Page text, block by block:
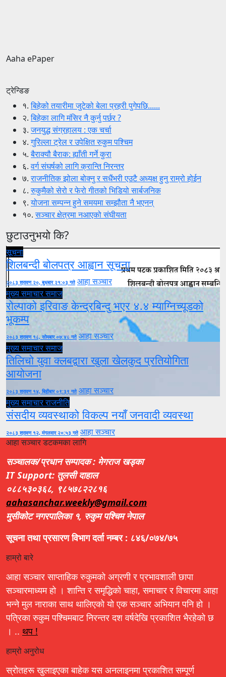
Aaha ePaper
ट्रेन्डिङ
१.बिहेको तयारीमा जुटेको बेला प्रहरी पुगेपछि......
२.बिहेका लागि मंसिर नै कुर्नु पर्छर ?
३.जनयुद्ध संग्रहालय : एक चर्चा
४.गुरिल्ला ट्रेल र उपेक्षित रुकुम पश्चिम
५.बैराक्यौ बैराक: ह्याँती गर्ने कुरा
६.वर्ग संघर्षको लागि क्रान्ति निरन्तर
७.राजनीतिक झोला बोक्नु र सधैंभरी एउटै अध्यक्ष हुनु राम्रो होईन
८.रुकुमैको सेरो र फेरो गीतको भिडियो सार्बजनिक
९.योजना सम्पन्न हुने समयमा सम्झौता नै भएनन्
१०.सञ्चार क्षेत्रमा नआएको संघीयता
छुटाउनुभयो कि?
सूचना
शिलबन्दी बोलपत्र आह्वान सूचना
२०८३ श्रावण २०, बुधबार २१:०३ गते आहा सञ्चार
मुख्य समाचारसमाज
रोल्पाको इरिवाङ केन्द्रबिन्दु भएर ४.४ म्याग्निच्यूडको
भूकम्प
२०८३ श्रावण १८, सोमबार ०७:४८ गते आहा सञ्चार
मुख्य समाचारसमाज
तिलिचो युवा क्लबद्वारा खुला खेलकुद प्रतियोगिता
आयोजना
२०८३ श्रावण १४, बिहीबार ०९:३९ गते आहा सञ्चार
मुख्य समाचारराजनीति
संसदीय व्यवस्थाको विकल्प नयाँ जनवादी व्यवस्था
२०८३ श्रावण १२, मंगलवार २०:५३ गते आहा सञ्चार
आहा सञ्चार डटकमका लागि
सञ्चालक/प्रधान सम्पादक : मेगराज खड्का
IT Support: तुलसी दाहाल
०८८५३०३६८, ९८५७८२२८१६
aahasanchar.weekly@gmail.com
मुसीकोट नगरपालिका १, रुकुम पश्चिम नेपाल
सूचना तथा प्रसारण विभाग दर्ता नम्बर : ८४६/०७४/७५
हाम्रो बारे
आहा सञ्चार साप्ताहिक रुकुमको अग्रणी र प्रभावशाली छापा
सञ्चारमाध्यम हो । शान्ति र समृद्धिको चाहा, समाचार र विचारमा आहा
भन्ने मुल नाराका साथ थालिएको यो एक सञ्चार अभियान पनि हो ।
पत्रिका रुकुम पश्चिमबाट निरन्तर दश वर्षदेखि प्रकाशित भैरहेको छ
। .. थप !
हाम्रो अनुरोध
स्रोतहरू खुलाइएका बाहेक यस अनलाइनमा प्रकाशित सम्पूर्ण